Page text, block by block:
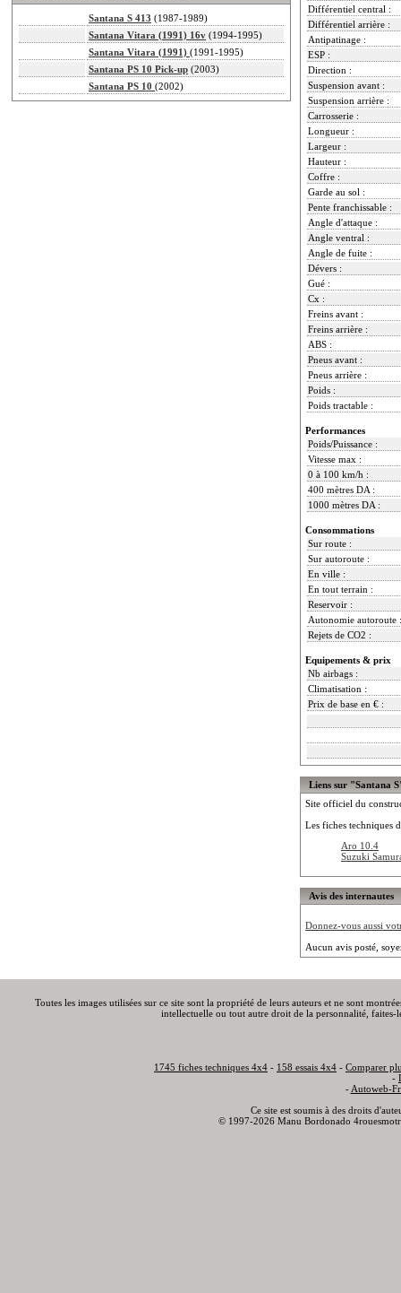
Santana S 413 (1987-1989)
Santana Vitara (1991) 16v (1994-1995)
Santana Vitara (1991) (1991-1995)
Santana PS 10 Pick-up (2003)
Santana PS 10 (2002)
Différentiel central :
Différentiel arrière :
Antipatinage :
ESP :
Direction :
Suspension avant :
Suspension arrière :
Carrosserie :
Longueur :
Largeur :
Hauteur :
Coffre :
Garde au sol :
Pente franchissable :
Angle d'attaque :
Angle ventral :
Angle de fuite :
Dévers :
Gué :
Cx :
Freins avant :
Freins arrière :
ABS :
Pneus avant :
Pneus arrière :
Poids :
Poids tractable :
Performances
Poids/Puissance :
Vitesse max :
0 à 100 km/h :
400 mètres DA :
1000 mètres DA :
Consommations
Sur route :
Sur autoroute :
En ville :
En tout terrain :
Reservoir :
Autonomie autoroute :
Rejets de CO2 :
Equipements & prix
Nb airbags :
Climatisation :
Prix de base en € :
Liens sur "Santana
Site officiel du
Les fiches techniques
Aro 10.4
Suzuki
Avis des internautes
Donnez-vous aussi
Aucun avis posté,
Toutes les images utilisées sur ce site sont la propriété de leurs auteurs et ne sont
intellectuelle ou tout autre droit de la personnalité,
1745 fiches techniques 4x4 - 158 essais 4x4 - Comparer
-
- Autoweb-
Ce site est soumis à des droits
© 1997-2026 Manu Bordonado